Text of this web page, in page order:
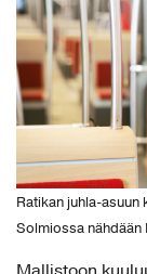
Ratikan juhla-asuun
Solmiossa nähdään